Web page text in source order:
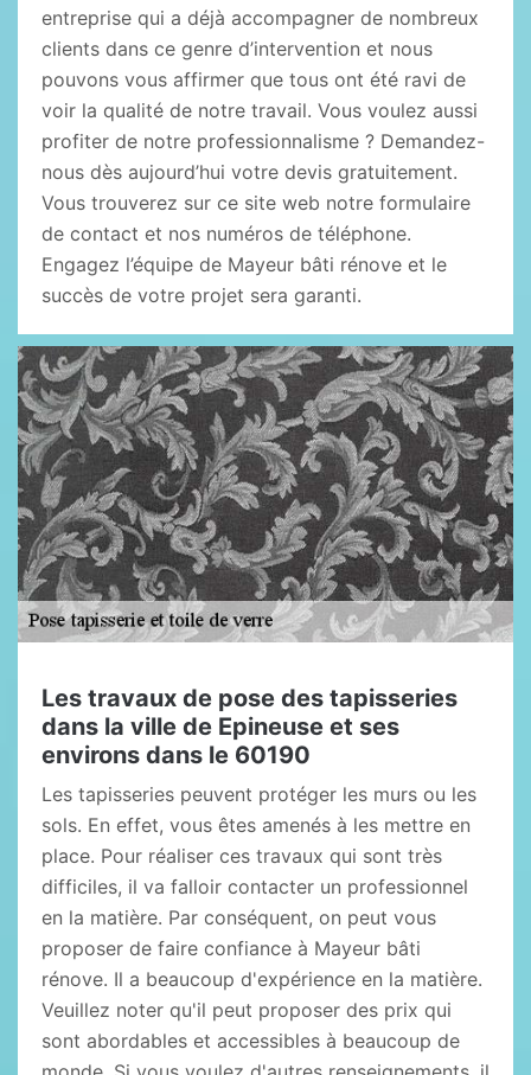
entreprise qui a déjà accompagner de nombreux
clients dans ce genre d’intervention et nous
pouvons vous affirmer que tous ont été ravi de
voir la qualité de notre travail. Vous voulez aussi
profiter de notre professionnalisme ? Demandez-
nous dès aujourd’hui votre devis gratuitement.
Vous trouverez sur ce site web notre formulaire
de contact et nos numéros de téléphone.
Engagez l’équipe de Mayeur bâti rénove et le
succès de votre projet sera garanti.
Les travaux de pose des tapisseries
dans la ville de Epineuse et ses
environs dans le 60190
Les tapisseries peuvent protéger les murs ou les
sols. En effet, vous êtes amenés à les mettre en
place. Pour réaliser ces travaux qui sont très
difficiles, il va falloir contacter un professionnel
en la matière. Par conséquent, on peut vous
proposer de faire confiance à Mayeur bâti
rénove. Il a beaucoup d'expérience en la matière.
Veuillez noter qu'il peut proposer des prix qui
sont abordables et accessibles à beaucoup de